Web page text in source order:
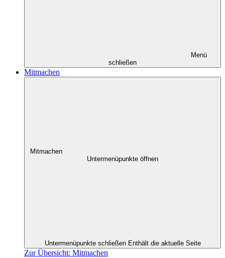
Menü
schließen
Mitmachen
Mitmachen
Untermenüpunkte öffnen
Untermenüpunkte schließen Enthält die aktuelle Seite
Zur Übersicht: Mitmachen